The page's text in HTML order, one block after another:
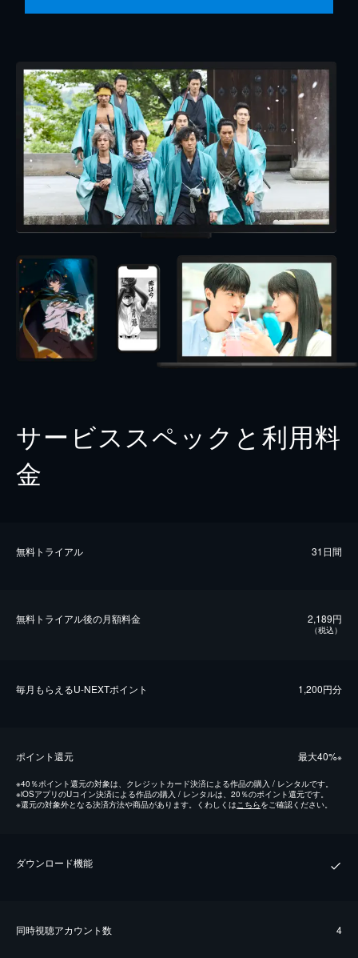
サービススペックと利用料
金
無料トライアル 31日間
無料トライアル後の⽉額料金 2,189円
（税込）
毎⽉もらえるU-NEXTポイント 1,200円分
ポイント還元 最⼤40%※
※40％ポイント還元の対象は、クレジットカード決済による作品の購入 / レンタルです。
※iOSアプリのUコイン決済による作品の購入 / レンタルは、20％のポイント還元です。
※還元の対象外となる決済方法や商品があります。くわしくはこちらをご確認ください。
ダウンロード機能
同時視聴アカウント数 4